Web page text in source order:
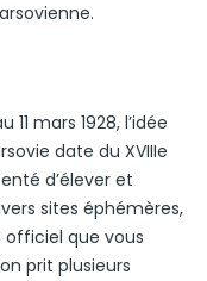
mars 1928, l’idée
date du XVIIIe
d’élever et
sites éphémères,
officiel que vous
prit plusieurs